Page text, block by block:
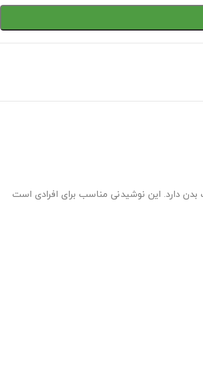
دارد. این نوشیدنی مناسب برای افرادی است